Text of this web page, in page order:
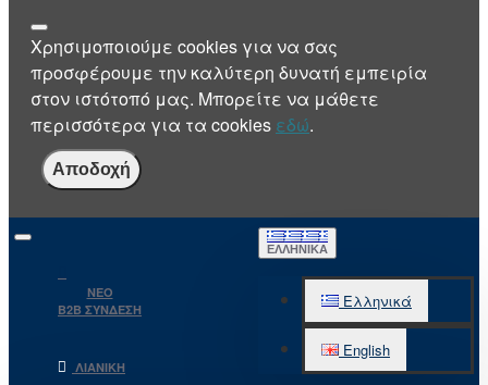
Χρησιμοποιούμε cookies για να σας
προσφέρουμε την καλύτερη δυνατή εμπειρία
στον ιστότοπό μας. Μπορείτε να μάθετε
περισσότερα για τα cookies εδώ.
Αποδοχή
NEO
B2B ΣΥΝΔΕΣΗ
ΛΙΑΝΙΚΉ
ΕΛΛΗΝΙΚΆ
Ελληνικά
English